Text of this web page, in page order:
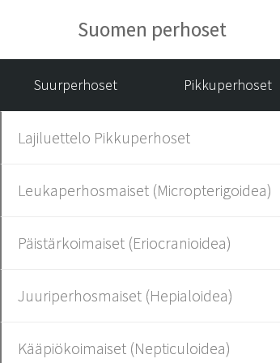
Suomen perhoset
Suurperhoset Pikkuperhoset
Lajiluettelo Pikkuperhoset
Leukaperhosmaiset (Micropterigoidea)
Päistärkoimaiset (Eriocranioidea)
Juuriperhosmaiset (Hepialoidea)
Kääpiökoimaiset (Nepticuloidea)